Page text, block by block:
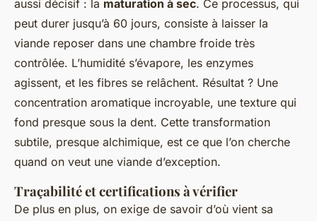
aussi décisif : la maturation à sec. Ce processus, qui
peut durer jusqu’à 60 jours, consiste à laisser la
viande reposer dans une chambre froide très
contrôlée. L’humidité s’évapore, les enzymes
agissent, et les fibres se relâchent. Résultat ? Une
concentration aromatique incroyable, une texture qui
fond presque sous la dent. Cette transformation
subtile, presque alchimique, est ce que l’on cherche
quand on veut une viande d’exception.
Traçabilité et certifications à vérifier
De plus en plus, on exige de savoir d’où vient sa